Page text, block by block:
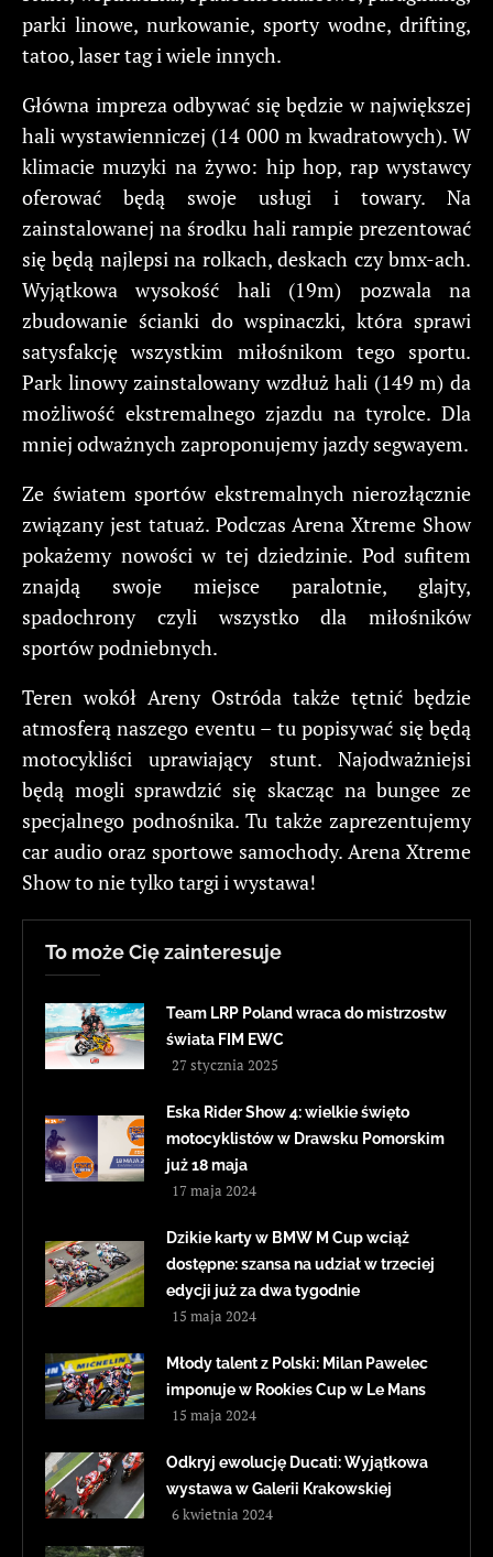
parki linowe, nurkowanie, sporty wodne, drifting,
tatoo, laser tag i wiele innych.
Główna impreza odbywać się będzie w największej
hali wystawienniczej (14 000 m kwadratowych). W
klimacie muzyki na żywo: hip hop, rap wystawcy
oferować będą swoje usługi i towary. Na
zainstalowanej na środku hali rampie prezentować
się będą najlepsi na rolkach, deskach czy bmx-ach.
Wyjątkowa wysokość hali (19m) pozwala na
zbudowanie ścianki do wspinaczki, która sprawi
satysfakcję wszystkim miłośnikom tego sportu.
Park linowy zainstalowany wzdłuż hali (149 m) da
możliwość ekstremalnego zjazdu na tyrolce. Dla
mniej odważnych zaproponujemy jazdy segwayem.
Ze światem sportów ekstremalnych nierozłącznie
związany jest tatuaż. Podczas Arena Xtreme Show
pokażemy nowości w tej dziedzinie. Pod sufitem
znajdą swoje miejsce paralotnie, glajty,
spadochrony czyli wszystko dla miłośników
sportów podniebnych.
Teren wokół Areny Ostróda także tętnić będzie
atmosferą naszego eventu – tu popisywać się będą
motocykliści uprawiający stunt. Najodważniejsi
będą mogli sprawdzić się skacząc na bungee ze
specjalnego podnośnika. Tu także zaprezentujemy
car audio oraz sportowe samochody. Arena Xtreme
Show to nie tylko targi i wystawa!
To może Cię zainteresuje
Team LRP Poland wraca do mistrzostw
świata FIM EWC
27 stycznia 2025
Eska Rider Show 4: wielkie święto
motocyklistów w Drawsku Pomorskim
już 18 maja
17 maja 2024
Dzikie karty w BMW M Cup wciąż
dostępne: szansa na udział w trzeciej
edycji już za dwa tygodnie
15 maja 2024
Młody talent z Polski: Milan Pawelec
imponuje w Rookies Cup w Le Mans
15 maja 2024
Odkryj ewolucję Ducati: Wyjątkowa
wystawa w Galerii Krakowskiej
6 kwietnia 2024